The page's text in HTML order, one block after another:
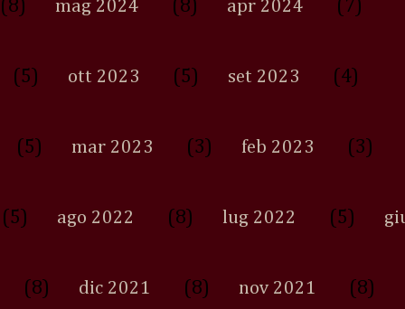
(8) mag 2024 (8) apr 2024 (7)
(5) ott 2023 (5) set 2023 (4)
(5) mar 2023 (3) feb 2023 (3)
(5) ago 2022 (8) lug 2022 (5)
(8) dic 2021 (8) nov 2021 (8)